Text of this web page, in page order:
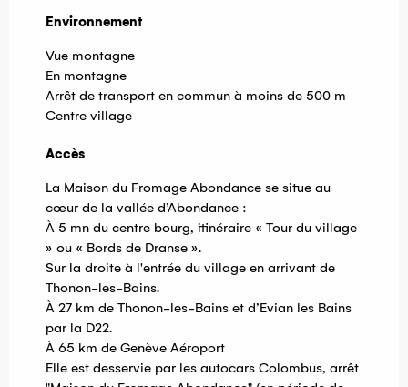
Environnement
Environnement
Vue montagne
En montagne
Arrêt de transport en commun à moins de 500 m
Centre village
Accès
Accès
La Maison du Fromage Abondance se situe au
cœur de la vallée d’Abondance :
À 5 mn du centre bourg, itinéraire « Tour du village
» ou « Bords de Dranse ».
Sur la droite à l'entrée du village en arrivant de
Thonon-les-Bains.
À 27 km de Thonon-les-Bains et d’Evian les Bains
par la D22.
À 65 km de Genève Aéroport
Elle est desservie par les autocars Colombus, arrêt